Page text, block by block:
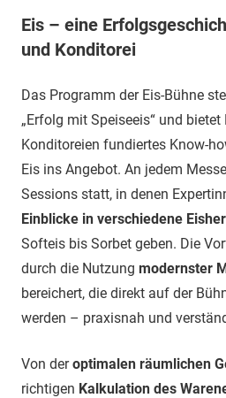
Eis – eine
und Konditorei
Das Programm der Eis-Bühne
„Erfolg mit Speiseeis“ und bietet
Konditoreien fundiertes Know-
Eis ins Angebot. An jedem
Sessions statt, in denen
Einblicke in verschiedene
Softeis bis Sorbet geben. Die
durch die Nutzung modernster
bereichert, die direkt auf der
werden – praxisnah und
Von deroptimalen räumlichen
richtigen Kalkulation des